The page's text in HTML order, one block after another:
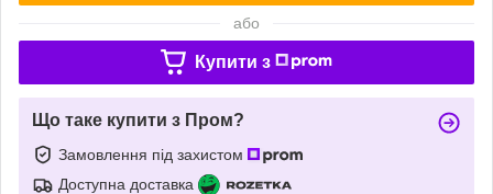
або
Купити з
Що таке купити з Пром?
Замовлення під захистом
Доступна доставка